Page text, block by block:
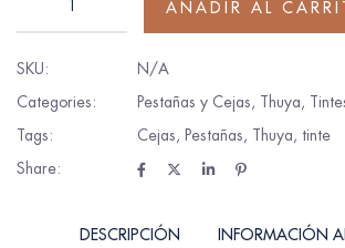
AÑADIR AL
SKU:
N/A
Categories:
Pestañas y Cejas, Thuya,
Tags:
Cejas, Pestañas, Thuya, tinte
Share:
DESCRIPCIÓN INFORMACIÓN